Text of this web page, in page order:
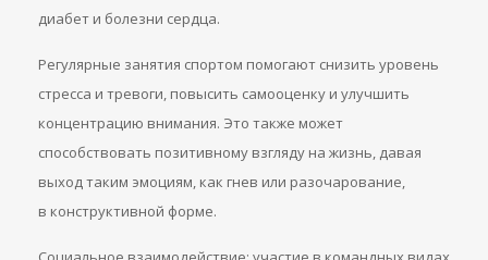
диабет и болезни сердца.
Регулярные занятия спортом помогают снизить уровень
стресса и тревоги, повысить самооценку и улучшить
концентрацию внимания. Это также может
способствовать позитивному взгляду на жизнь, давая
выход таким эмоциям, как гнев или разочарование,
в конструктивной форме.